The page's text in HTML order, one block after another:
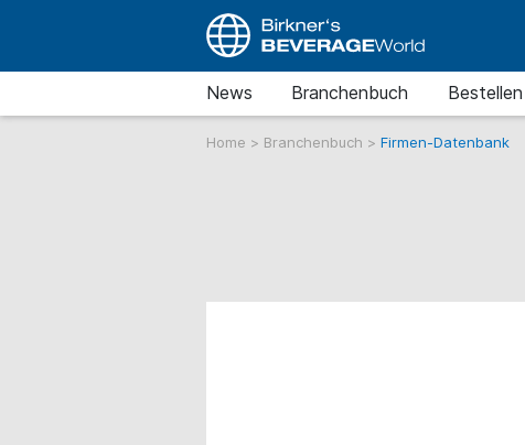
News Branchenbuch
Home > Branchenbuch > Firmen-Datenbank